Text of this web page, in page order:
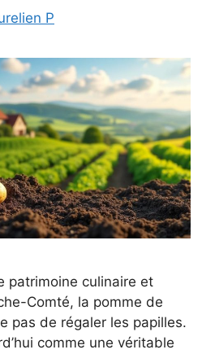
P
patrimoine culinaire et
Comté, la pomme de
pas de régaler les papilles.
comme une véritable